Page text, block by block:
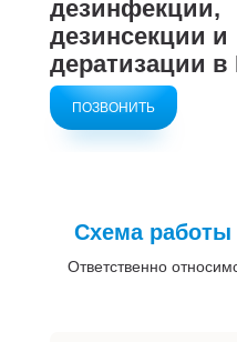
дезинфекции,
дезинсекции и
дератизации в
ПОЗВОНИТЬ
Схема работы
Ответственно